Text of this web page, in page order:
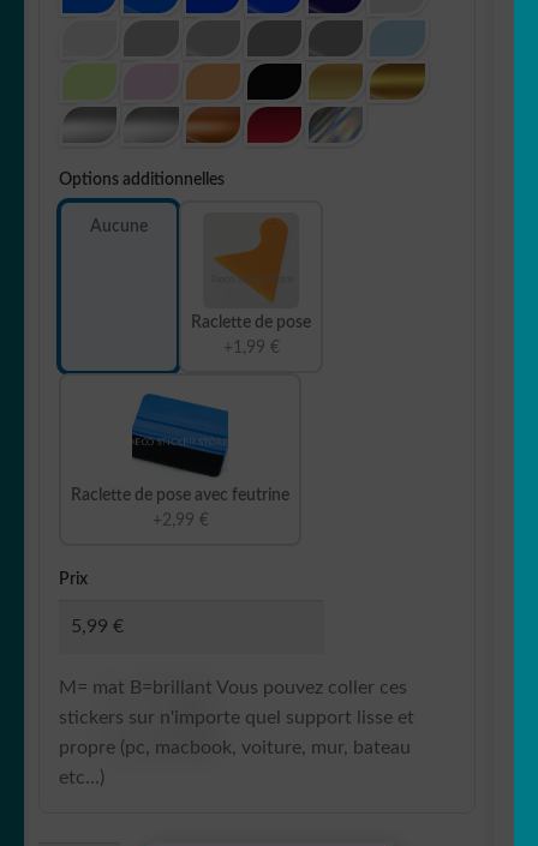
Options additionnelles
Aucune
Raclette de pose
+1,99 €
Raclette de pose avec feutrine
+2,99 €
Prix
M= mat B=brillant Vous pouvez coller ces
stickers sur n'importe quel support lisse et
propre (pc, macbook, voiture, mur, bateau
etc...)